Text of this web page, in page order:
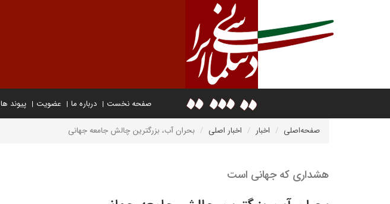
صفحه نخست درباره ما عضویت پیوند ها
صفحه‌اصلی اخبار اخبار اصلی بحران آب، بزرگترین چالش جامعه جهانی
هشداری که جهانی است